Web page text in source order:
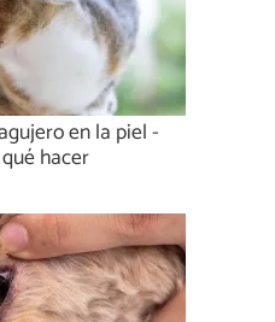
en la piel -
hacer